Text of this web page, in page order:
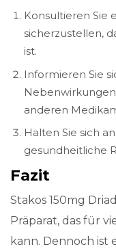
Konsultieren Sie
sicherzustellen,
ist.
Informieren Sie
anderen
Halten Sie sich
gesundheitliche
Fazit
Stakos 150mg
Präparat, das für
kann. Dennoch ist